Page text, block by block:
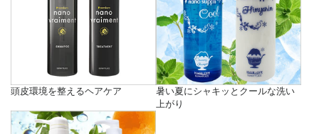
頭皮環境を整えるヘアケア
暑い夏にシャキッとクールな洗い
上がり